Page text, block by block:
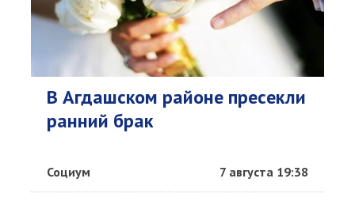
В Агдашском районе пресекли
ранний брак
Социум 7 августа 19:38